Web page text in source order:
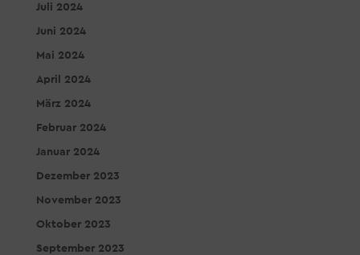
Juli 2024
Juni 2024
Mai 2024
April 2024
März 2024
Februar 2024
Januar 2024
Dezember 2023
November 2023
Oktober 2023
September 2023